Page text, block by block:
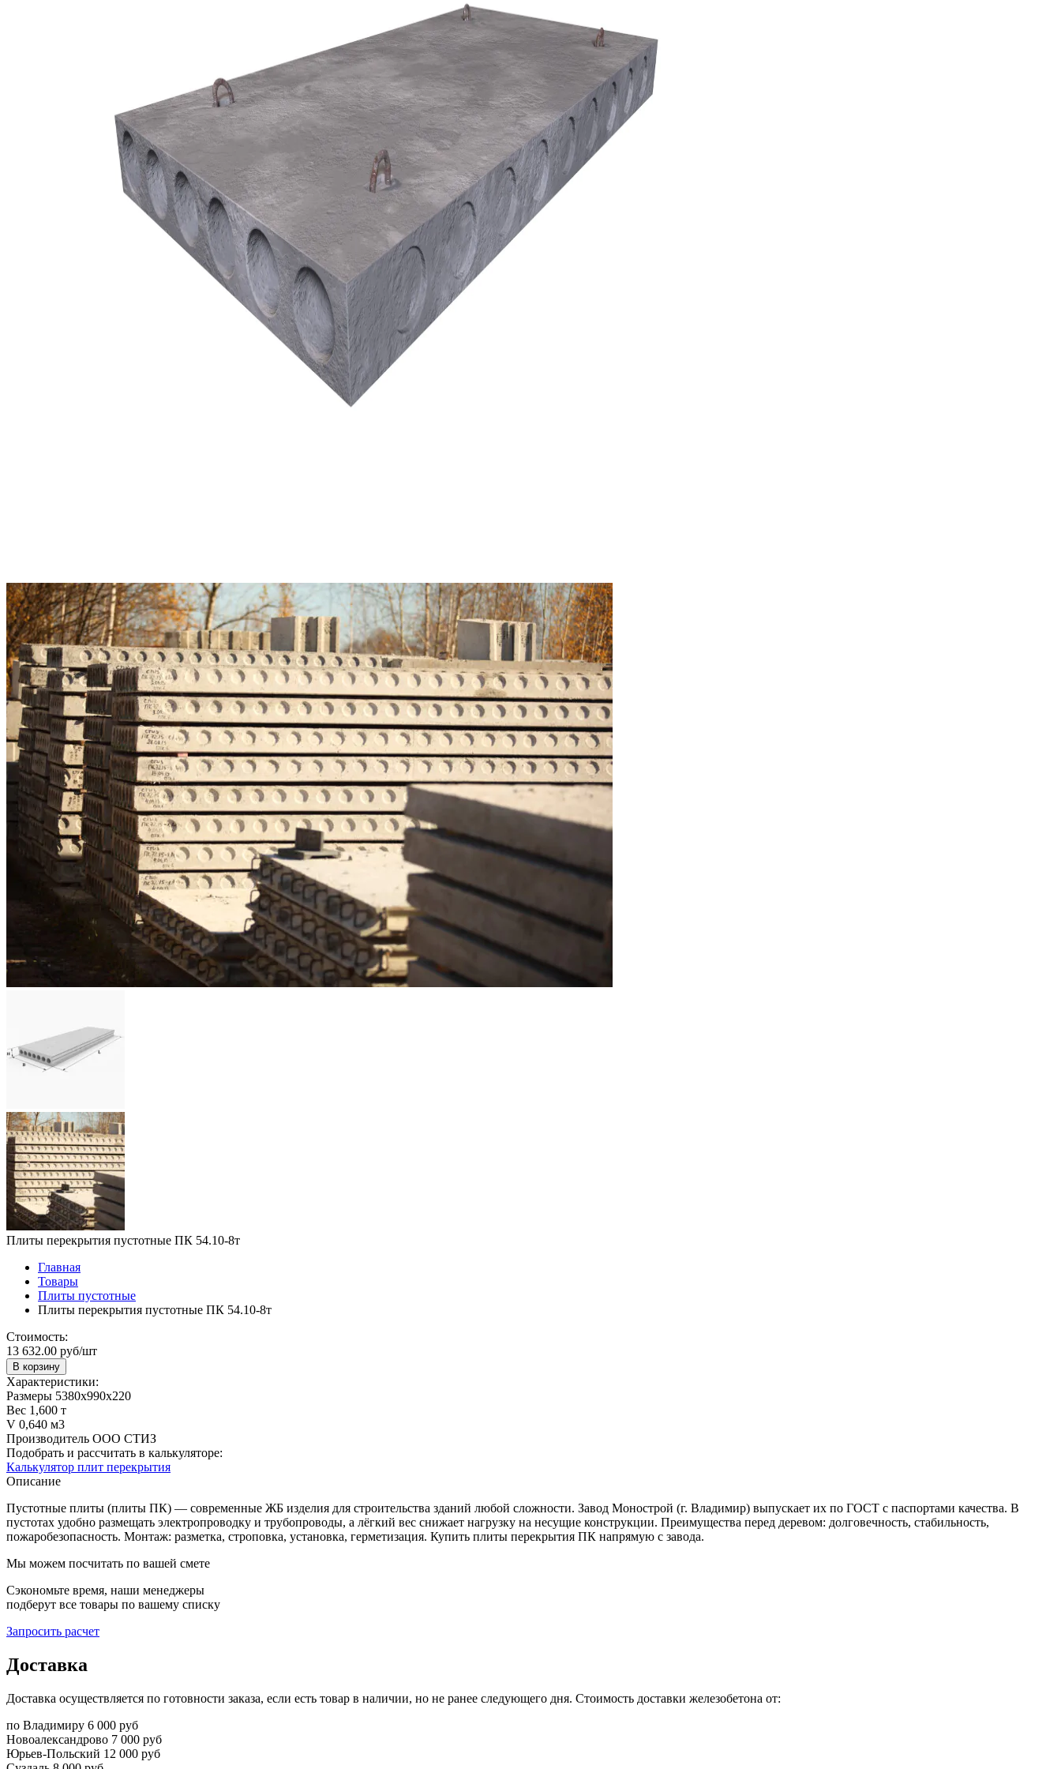
Плиты перекрытия пустотные ПК 54.10-8т
Главная
Товары
Плиты пустотные
Плиты перекрытия пустотные ПК 54.10-8т
Стоимость:
13 632.00 руб/шт
В корзину
Характеристики:
Размеры 5380х990х220
Вес 1,600 т
V 0,640 м3
Производитель ООО СТИЗ
Подобрать и рассчитать в калькуляторе:
Калькулятор плит перекрытия
Описание
Пустотные плиты (плиты ПК) — современные ЖБ изделия для строительства зданий любой сложности. Завод Монострой (г. Владимир) выпускает их по ГОСТ с паспортами качества. В
пустотах удобно размещать электропроводку и трубопроводы, а лёгкий вес снижает нагрузку на несущие конструкции. Преимущества перед деревом: долговечность, стабильность,
пожаробезопасность. Монтаж: разметка, строповка, установка, герметизация. Купить плиты перекрытия ПК напрямую с завода.
Мы можем посчитать по вашей смете
Сэкономьте время, наши менеджеры
подберут все товары по вашему списку
Запросить расчет
Доставка
Доставка осуществляется по готовности заказа, если есть товар в наличии, но не ранее следующего дня. Стоимость доставки железобетона от:
по Владимиру 6 000 руб
Новоалександрово 7 000 руб
Юрьев-Польский 12 000 руб